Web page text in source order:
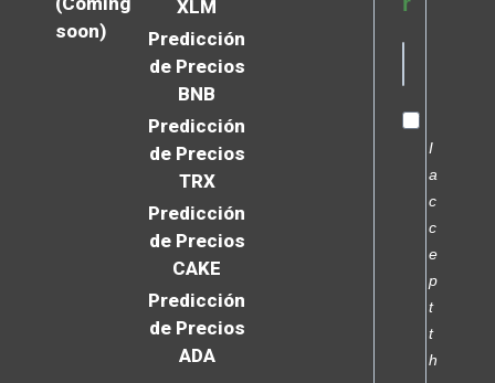
soon)
XLM
Predicción
de Precios
BNB
Predicción
de Precios
TRX
Predicción
de Precios
CAKE
Predicción
de Precios
ADA
I
a
c
c
e
p
t
t
h